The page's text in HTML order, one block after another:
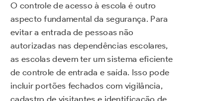
O controle de acesso à escola é outro
aspecto fundamental da segurança. Para
evitar a entrada de pessoas não
autorizadas nas dependências escolares,
as escolas devem ter um sistema eficiente
de controle de entrada e saída. Isso pode
incluir portões fechados com vigilância,